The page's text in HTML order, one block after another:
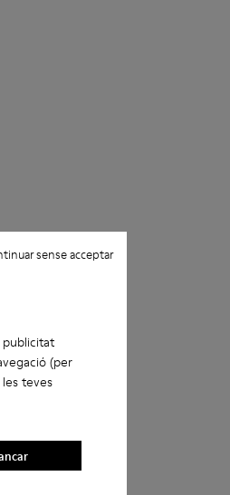
(per
teves
sense acceptar